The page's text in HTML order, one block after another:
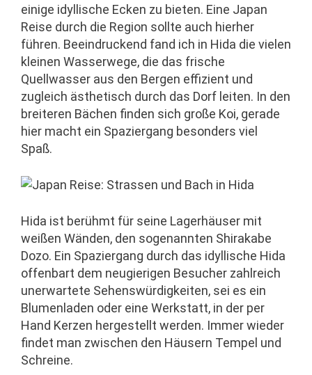
einige idyllische Ecken zu bieten. Eine Japan
Reise durch die Region sollte auch hierher
führen. Beeindruckend fand ich in Hida die vielen
kleinen Wasserwege, die das frische
Quellwasser aus den Bergen effizient und
zugleich ästhetisch durch das Dorf leiten. In den
breiteren Bächen finden sich große Koi, gerade
hier macht ein Spaziergang besonders viel
Spaß.
Hida ist berühmt für seine Lagerhäuser mit
weißen Wänden, den sogenannten Shirakabe
Dozo. Ein Spaziergang durch das idyllische Hida
offenbart dem neugierigen Besucher zahlreich
unerwartete Sehenswürdigkeiten, sei es ein
Blumenladen oder eine Werkstatt, in der per
Hand Kerzen hergestellt werden. Immer wieder
findet man zwischen den Häusern Tempel und
Schreine.